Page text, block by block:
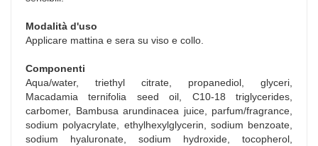
Modalità d'uso
Applicare mattina e sera su viso e collo.
Componenti
Aqua/water, triethyl citrate, propanediol, glyceri,
Macadamia ternifolia seed oil, C10-18 triglycerides,
carbomer, Bambusa arundinacea juice, parfum/fragrance,
sodium polyacrylate, ethylhexylglycerin, sodium benzoate,
sodium hyaluronate, sodium hydroxide, tocopherol,